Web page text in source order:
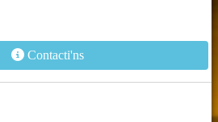
Contacti'ns